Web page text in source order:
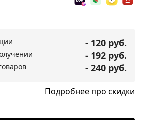
- 120 руб.
- 192 руб.
- 240 руб.
Подробнее про скидки